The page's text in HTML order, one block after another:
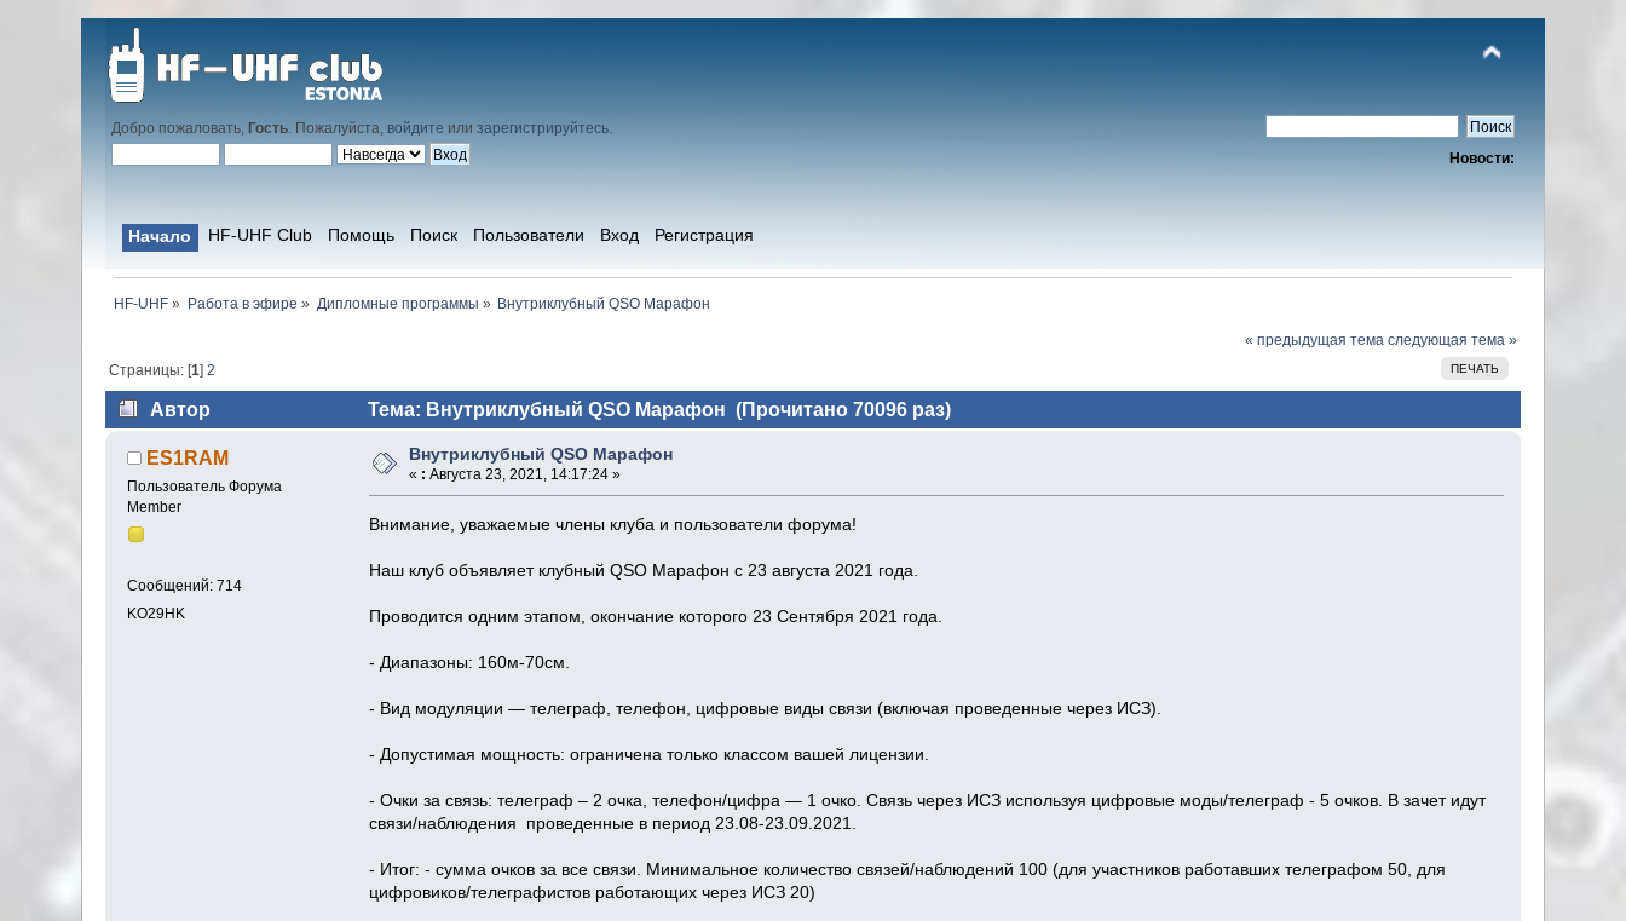
Добро пожаловать, Гость. Пожалуйста, войдите илизарегистрируйтесь.
Новости:
Начало HF-UHF Club Помощь Поиск Пользователи Вход Регистрация
HF-UHF » Работа в эфире » Дипломные программы » Внутриклубный QSO Марафон
« предыдущая тема следующая тема »
ПЕЧАТЬ
Страницы: [1] 2
Автор Тема: Внутриклубный QSO Марафон (Прочитано 70096 раз)
ES1RAM
Пользователь Форума
Member
Сообщений: 714
KO29HK
Внутриклубный QSO Марафон
« : Августа 23, 2021, 14:17:24 »
Внимание, уважаемые члены клуба и пользователи форума!
Наш клуб объявляет клубный QSO Марафон с 23 августа 2021 года.
Проводится одним этапом, окончание которого 23 Сентября 2021 года.
- Диапазоны: 160м-70см.
- Вид модуляции — телеграф, телефон, цифровые виды связи (включая проведенные через ИСЗ).
- Допустимая мощность: ограничена только классом вашей лицензии.
- Очки за связь: телеграф – 2 очка, телефон/цифра — 1 очко. Связь через ИСЗ используя цифровые моды/телеграф - 5 очков. В зачет идут
связи/наблюдения проведенные в период 23.08-23.09.2021.
- Итог: - сумма очков за все связи. Минимальное количество связей/наблюдений 100 (для участников работавших телеграфом 50, для
цифровиков/телеграфистов работающих через ИСЗ 20)